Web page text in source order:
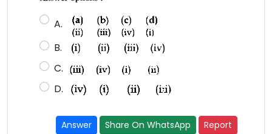
A.
B.
C.
D.
Answer Share On WhatsApp Report